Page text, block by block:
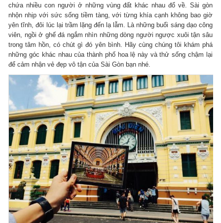
chứa nhiều con người ở những vùng đất khác nhau đổ về. Sài gòn
nhộn nhịp với sức sống tiềm tàng, với từng khía cạnh không bao giờ
yên tĩnh, đôi lúc lại trầm lặng đến lạ lẫm. Là những buổi sáng dạo công
viên, ngồi ở ghế đá ngắm nhìn những dòng người ngược xuôi tận sâu
trong tâm hồn, có chút gì đó yên bình. Hãy cùng chúng tôi khám phá
những góc khác nhau của thành phố hoa lệ này và thử sống chậm lại
để cảm nhận vẻ đẹp vô tận của Sài Gòn bạn nhé.